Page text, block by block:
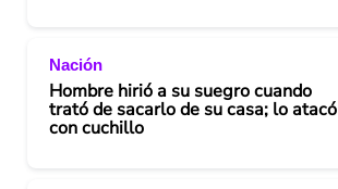
Nación
Hombre hirió a su suegro cuando
trató de sacarlo de su casa; lo atacó
con cuchillo